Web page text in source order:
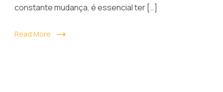
constante mudança, é essencial ter […]
Read More